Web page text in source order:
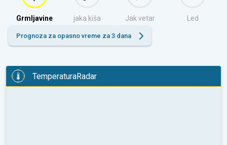
Grmljavine jaka kiša Jak vetar Led
Prognoza za opasno vreme za 3 dana
TemperaturaRadar